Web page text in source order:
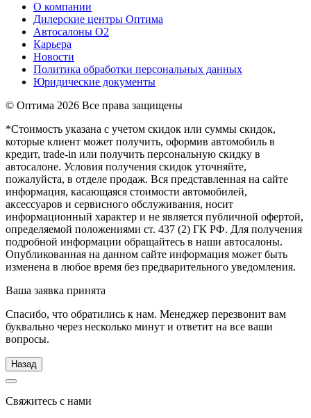
О компании
Дилерские центры Оптима
Автосалоны О2
Карьера
Новости
Политика обработки персональных данных
Юридические документы
© Оптима 2026 Все права защищены
*Стоимость указана с учетом скидок или суммы скидок,
которые клиент может получить, оформив автомобиль в
кредит, trade-in или получить персональную скидку в
автосалоне. Условия получения скидок уточняйте,
пожалуйста, в отделе продаж. Вся представленная на сайте
информация, касающаяся стоимости автомобилей,
аксессуаров и сервисного обслуживания, носит
информационный характер и не является публичной офертой,
определяемой положениями ст. 437 (2) ГК РФ. Для получения
подробной информации обращайтесь в наши автосалоны.
Опубликованная на данном сайте информация может быть
изменена в любое время без предварительного уведомления.
Ваша заявка принята
Спасибо, что обратились к нам. Менеджер перезвонит вам
буквально через несколько минут и ответит на все ваши
вопросы.
Назад
Свяжитесь с нами